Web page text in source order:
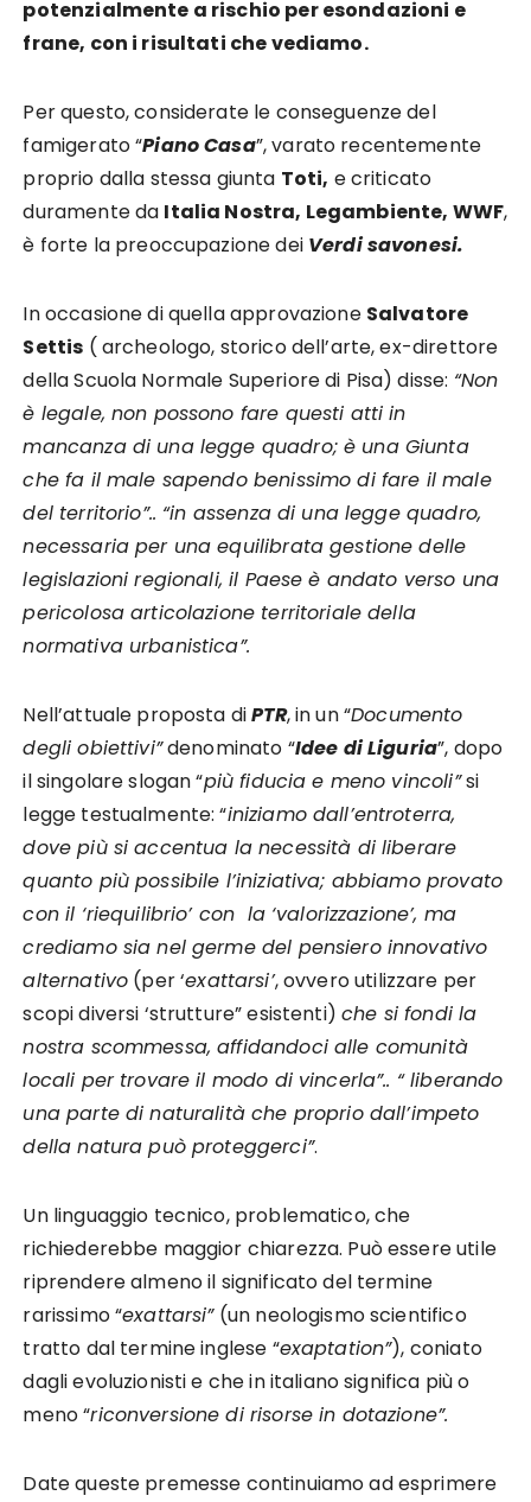
potenzialmente a rischio per esondazioni e
frane, con i risultati che vediamo.
Per questo, considerate le conseguenze del
famigerato “Piano Casa”, varato recentemente
proprio dalla stessa giunta Toti, e criticato
duramente da Italia Nostra, Legambiente, WWF,
è forte la preoccupazione dei Verdi savonesi.
In occasione di quella approvazione Salvatore
Settis ( archeologo, storico dell’arte, ex-direttore
della Scuola Normale Superiore di Pisa) disse: “Non
è legale, non possono fare questi atti in
mancanza di una legge quadro; è una Giunta
che fa il male sapendo benissimo di fare il male
del territorio”.. “in assenza di una legge quadro,
necessaria per una equilibrata gestione delle
legislazioni regionali, il Paese è andato verso una
pericolosa articolazione territoriale della
normativa urbanistica”.
Nell’attuale proposta diPTR, in un “Documento
degli obiettivi”denominato “Idee di Liguria”, dopo
il singolare slogan “più fiducia e meno vincoli”si
legge testualmente: “iniziamo dall’entroterra,
dove più si accentua la necessità di liberare
quanto più possibile l’iniziativa; abbiamo provato
con il ‘riequilibrio’ con la ‘valorizzazione’, ma
crediamo sia nel germe del pensiero innovativo
alternativo (per ‘exattarsi’, ovvero utilizzare per
scopi diversi ‘strutture” esistenti)che si fondi la
nostra scommessa, affidandoci alle comunità
locali per trovare il modo di vincerla”.. “ liberando
una parte di naturalità che proprio dall’impeto
della natura può proteggerci”.
Un linguaggio tecnico, problematico, che
richiederebbe maggior chiarezza. Può essere utile
riprendere almeno il significato del termine
rarissimo “exattarsi”(un neologismo scientifico
tratto dal termine inglese “exaptation”), coniato
dagli evoluzionisti e che in italiano significa più o
meno “riconversione di risorse in dotazione”.
Date queste premesse continuiamo ad esprimere